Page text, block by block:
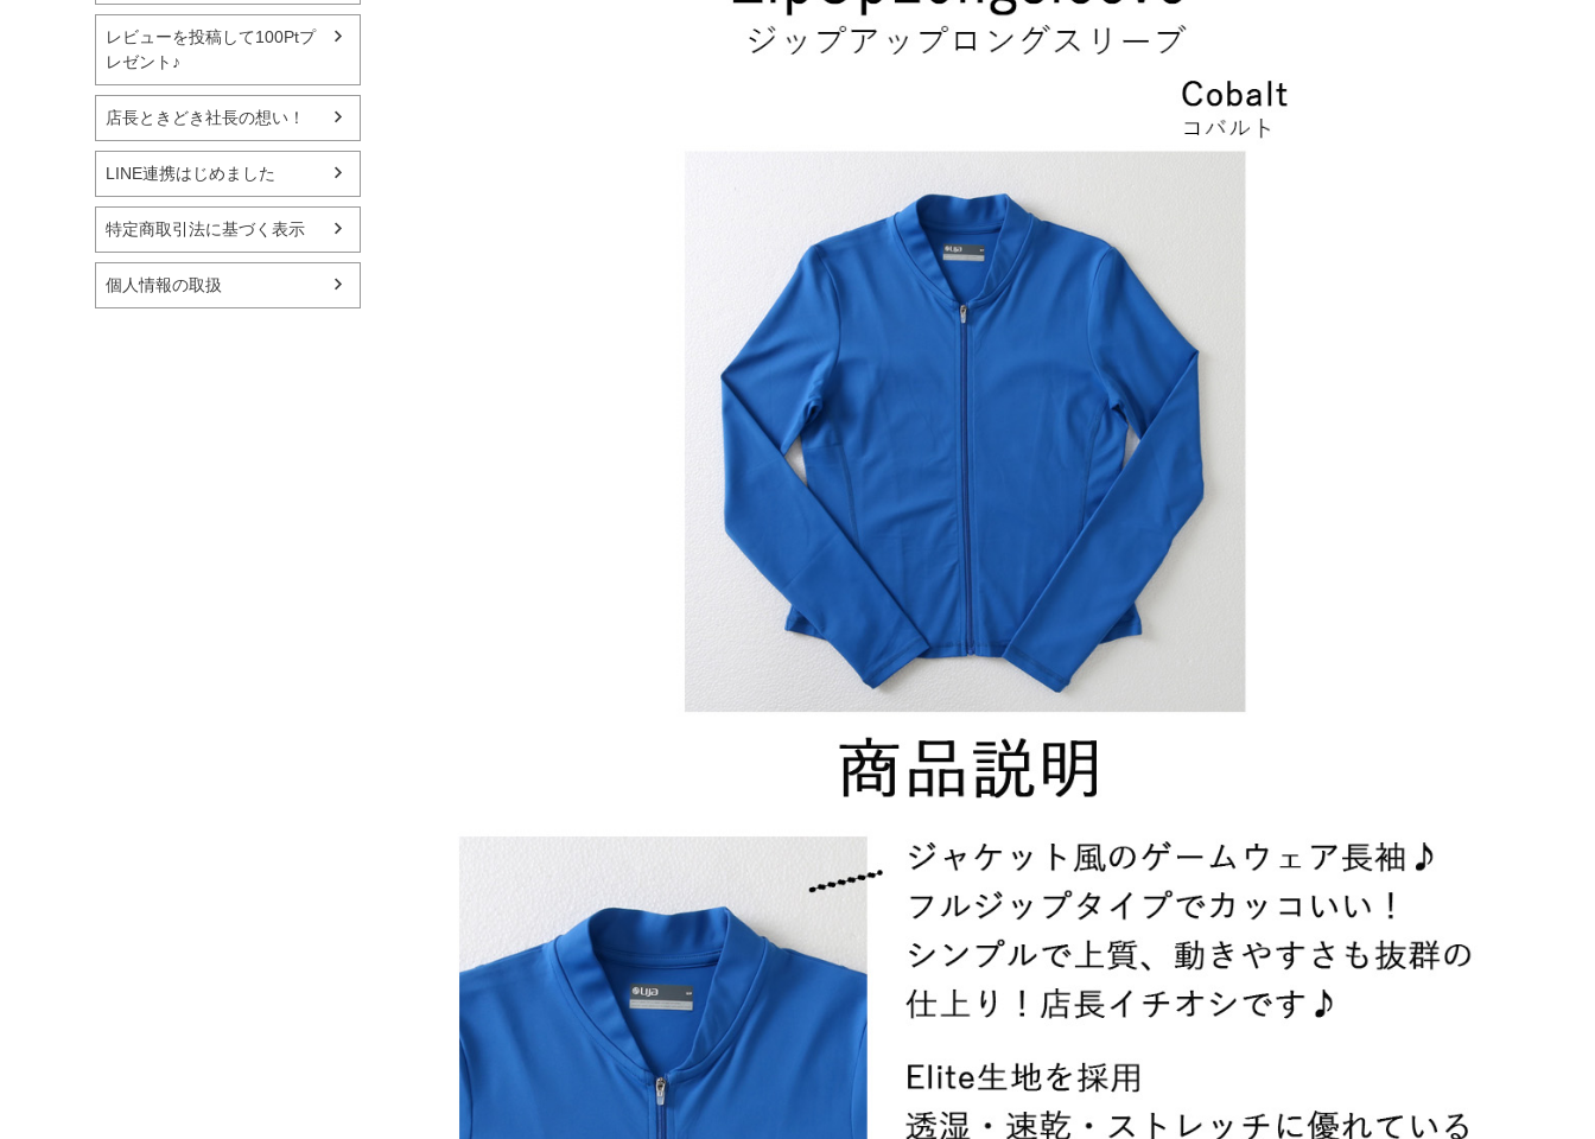
レビューを投稿して100Ptプ
レゼント♪
店長ときどき社長の想い！
LINE連携はじめました
特定商取引法に基づく表示
個人情報の取扱